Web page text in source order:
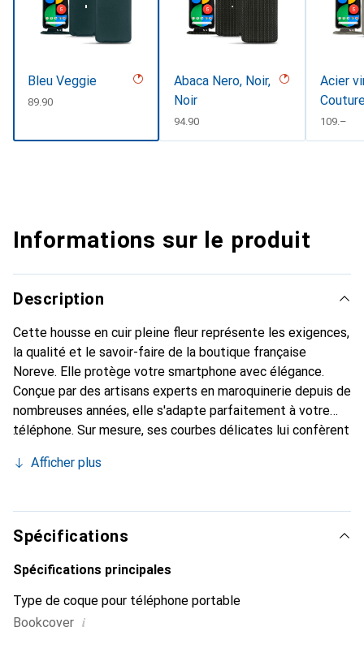
Bleu Veggie
CHF
89.90
Abaca Nero, Noir,
Noir
CHF
94.90
Acier
CHF
109.–
Informations sur le produit
Description
Cette housse en cuir pleine fleur représente les exigences,
la qualité et le savoir-faire de la boutique française
Noreve. Elle protège votre smartphone avec élégance.
Conçue par des artisans experts en maroquinerie depuis de
nombreuses années, elle s'adapte parfaitement à votre
téléphone. Sur mesure, ses courbes délicates lui confèrent
élégant et indispensable pour votre smartphone.
haute qualité, la marque Noreve est un choix sûr pour une
clientèle exigeante.
Afficher plus
Spécifications
Spécifications principales
Type de coque pour téléphone portable
Bookcover i